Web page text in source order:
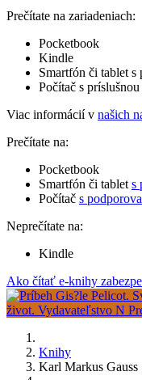
Prečítate na zariadeniach:
Pocketbook
Kindle
Smartfón či tablet s
Počítač s
Viac informácií v našich
Prečítate na:
Pocketbook
Smartfón či tablet s
Počítač s
Neprečítate na:
Kindle
Ako čítať e-knihy
Knihy
Karl Markus Gauss